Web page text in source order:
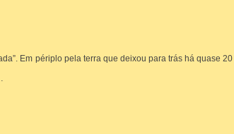
Em périplo pela terra que deixou para trás há quase